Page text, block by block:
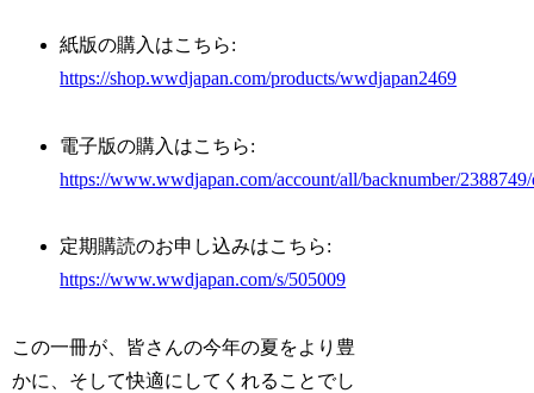
紙版の購入はこちら:
https://shop.wwdjapan.com/products/wwdjapan2469
電子版の購入はこちら:
https://www.wwdjapan.com/account/all/backnumber/
定期購読のお申し込みはこちら:
https://www.wwdjapan.com/s/505009
この一冊が、皆さんの今年の夏をより豊
かに、そして快適にしてくれることでし